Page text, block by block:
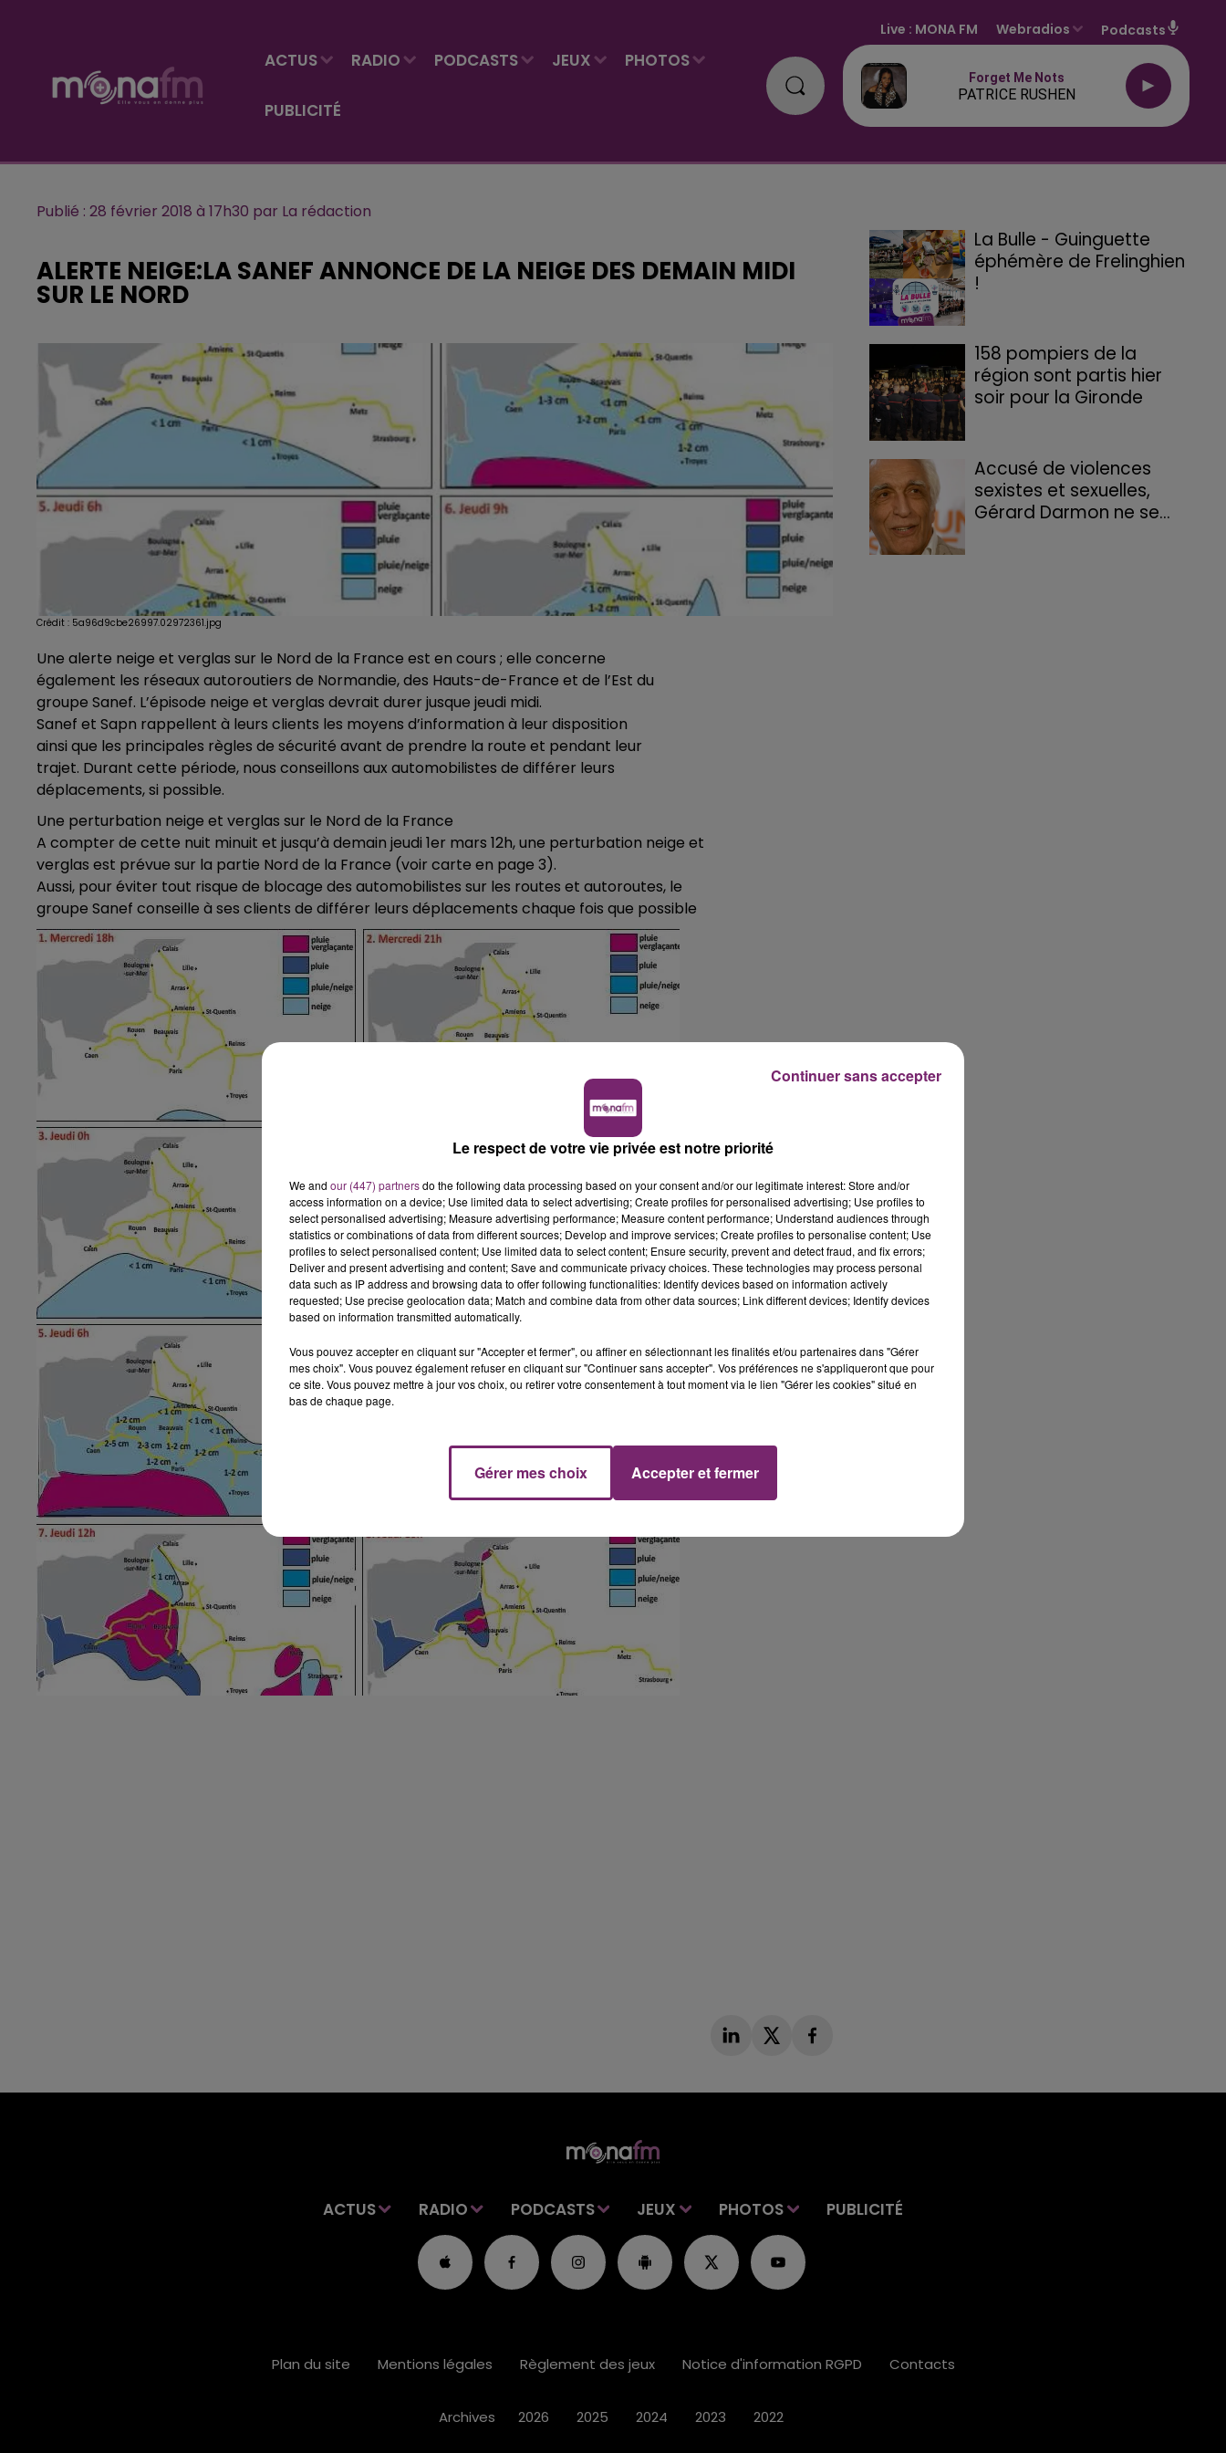
ACTUS RADIO PODCASTS JEUX PHOTOS
PUBLICITÉ
Live : MONA FM Webradios Podcasts
Forget Me Nots
PATRICE RUSHEN
Publié : 28 février 2018 à 17h30 par La rédaction
ALERTE NEIGE:LA SANEF ANNONCE DE LA NEIGE DES DEMAIN MIDI
SUR LE NORD
Crédit : 5a96d9cbe26997.02972361.jpg
Une alerte neige et verglas sur le Nord de la France est en cours ; elle concerne
également les réseaux autoroutiers de Normandie, des Hauts-de-France et de l’Est du
groupe Sanef. L’épisode neige et verglas devrait durer jusque jeudi midi.
Sanef et Sapn rappellent à leurs clients les moyens d’information à leur disposition
ainsi que les principales règles de sécurité avant de prendre la route et pendant leur
trajet. Durant cette période, nous conseillons aux automobilistes de différer leurs
déplacements, si possible.
Une perturbation neige et verglas sur le Nord de la France
A compter de cette nuit minuit et jusqu’à demain jeudi 1er mars 12h, une perturbation neige et
verglas est prévue sur la partie Nord de la France (voir carte en page 3).
Aussi, pour éviter tout risque de blocage des automobilistes sur les routes et autoroutes, le
groupe Sanef conseille à ses clients de différer leurs déplacements chaque fois que possible
La Bulle - Guinguette
éphémère de Frelinghien
!
158 pompiers de la
région sont partis hier
soir pour la Gironde
Accusé de violences
sexistes et sexuelles,
Gérard Darmon ne se...
ACTUS RADIO PODCASTS JEUX PHOTOS PUBLICITÉ
Plan du site Mentions légales Règlement des jeux Notice d'information RGPD Contacts
Archives 2026 2025 2024 2023 2022
Le respect de votre vie privée est notre priorité
We and our (447) partnersdo the following data processing based on your consent and/or our legitimate interest: Store and/or
access information on a device; Use limited data to select advertising; Create profiles for personalised advertising; Use profiles to
select personalised advertising; Measure advertising performance; Measure content performance; Understand audiences through
statistics or combinations of data from different sources; Develop and improve services; Create profiles to personalise content; Use
profiles to select personalised content; Use limited data to select content; Ensure security, prevent and detect fraud, and fix errors;
Deliver and present advertising and content; Save and communicate privacy choices. These technologies may process personal
data such as IP address and browsing data to offer following functionalities: Identify devices based on information actively
requested; Use precise geolocation data; Match and combine data from other data sources; Link different devices; Identify devices
based on information transmitted automatically.
Vous pouvez accepter en cliquant sur "Accepter et fermer", ou affiner en sélectionnant les finalités et/ou partenaires dans "Gérer
mes choix". Vous pouvez également refuser en cliquant sur "Continuer sans accepter". Vos préférences ne s'appliqueront que pour
ce site. Vous pouvez mettre à jour vos choix, ou retirer votre consentement à tout moment via le lien "Gérer les cookies" situé en
bas de chaque page.
Gérer mes choix Accepter et fermer
Continuer sans accepter